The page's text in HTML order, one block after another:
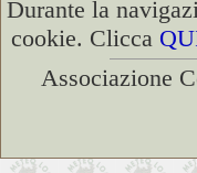
Durante la
cookie. Clicca
Associazione